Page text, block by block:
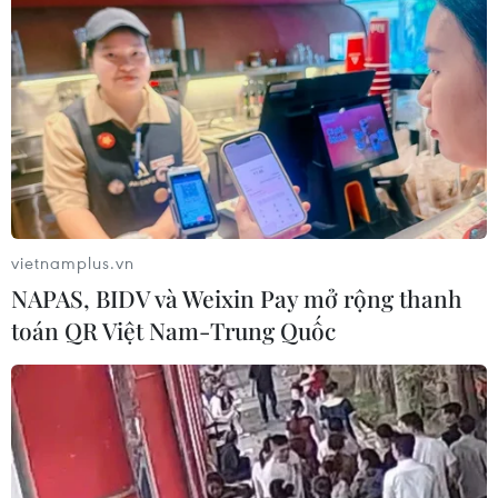
ASEAN Cup 2026: Indonesia tổn thất
lực lượng trước trận quyết đấu tuyển
Việt Nam
03/08/2026 07:21
Làn sóng phản đối lan khắp châu Âu,
FIFA đối diện yêu cầu cải tổ
03/08/2026 05:01
Nhận định Campuchia vs
Timor Leste: Trận chiến vì 3 điểm
danh dự cho "Các chiến binh
Angkor"
03/08/2026 03:30
vietnamplus.vn
NAPAS, BIDV và Weixin Pay mở rộng thanh
toán QR Việt Nam-Trung Quốc